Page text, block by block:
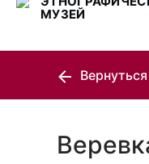
МУЗЕЙ
Вернуться